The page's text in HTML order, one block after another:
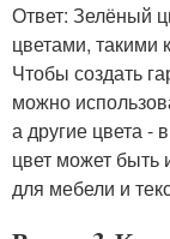
Ответ: Зелёный
цветами, такими
Чтобы создать
можно
а другие цвета -
цвет может быть
для мебели и